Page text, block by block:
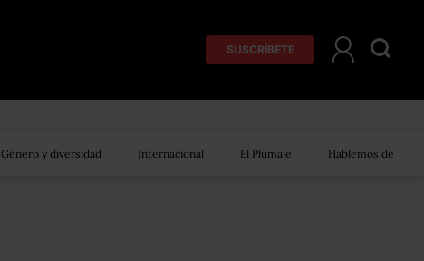
SUSCRÍBETE
Género y diversidad Internacional El Plumaje Hablemos de